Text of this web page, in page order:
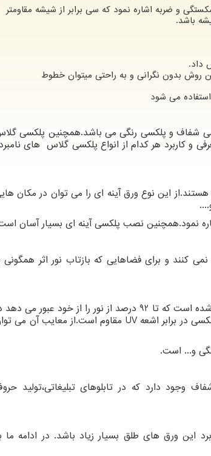
و ضربه اشاره نمود که سی برابر از شیشه مقاومتر
باشد.
داد.
روش بدون نگرانی و به راحتی میتوان خطوط
می شود
شفاف و پلکسی رنگی می باشد.همچنین پلکسی
در ادامه به معرفی و کاربرد هر کدام از انواع پلکسی گلاس های
این نوع ورق آینه ای را می توان در مکان
نمود.همچنین نصب پلکسی آینه ای بسیار آسان
و برای فضاهایی که بازتاب نور اثر همگونی
این نوع از پلکسی از پلاستیک سفت و سخت با شفافیت بسیار بالا ساخته شده است که تا 92 درصد از نور را از خود عبور می
UV مقاوم است.از معایب آن می
و... است.
وجود دارد که در تابلوهای تبلیغاتی،تولید
این ورق های طلق بسیار زیاد باشد. در ادامه ما